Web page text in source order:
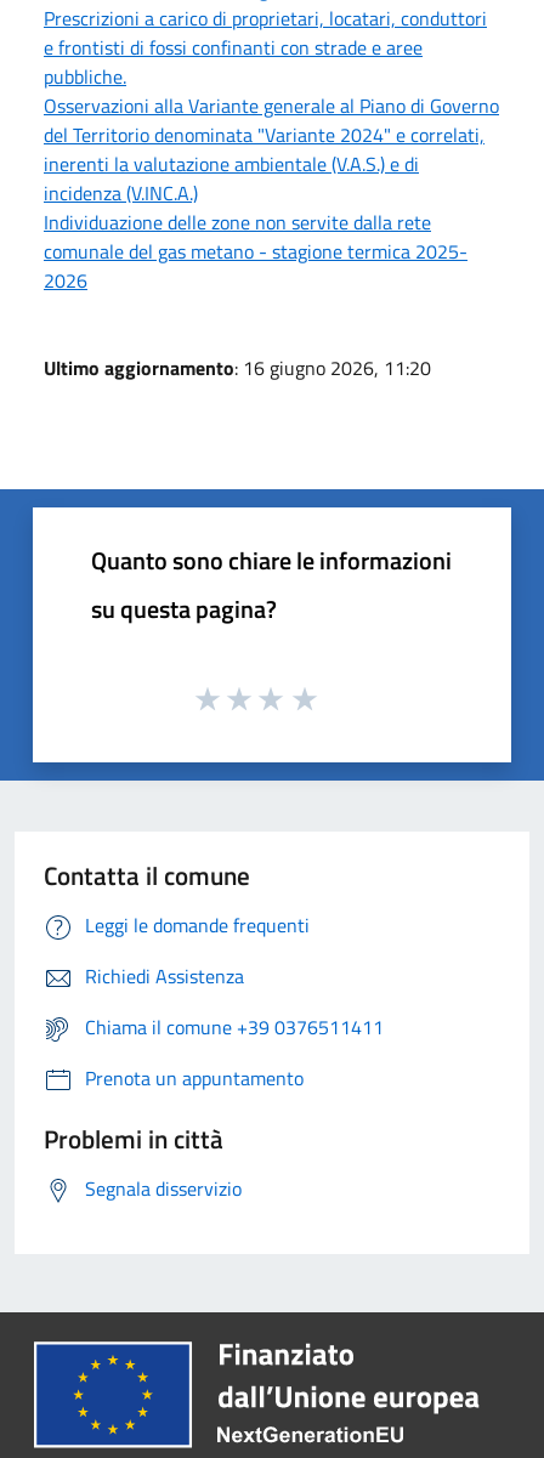
Prescrizioni a carico di proprietari, locatari, conduttori
e frontisti di fossi confinanti con strade e aree
pubbliche.
Osservazioni alla Variante generale al Piano di Governo
del Territorio denominata "Variante 2024" e correlati,
inerenti la valutazione ambientale (V.A.S.) e di
incidenza (V.INC.A.)
Individuazione delle zone non servite dalla rete
comunale del gas metano - stagione termica 2025-
2026
Ultimo aggiornamento: 16 giugno 2026, 11:20
Quanto sono chiare le informazioni
su questa pagina?
Contatta il comune
Leggi le domande frequenti
Richiedi Assistenza
Chiama il comune +39 0376511411
Prenota un appuntamento
Problemi in città
Segnala disservizio